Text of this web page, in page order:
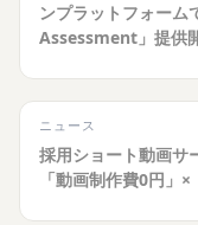
ンプラットフォー
Assessment」提供
ニュース
採用ショート動画サ
「動画制作費0円」